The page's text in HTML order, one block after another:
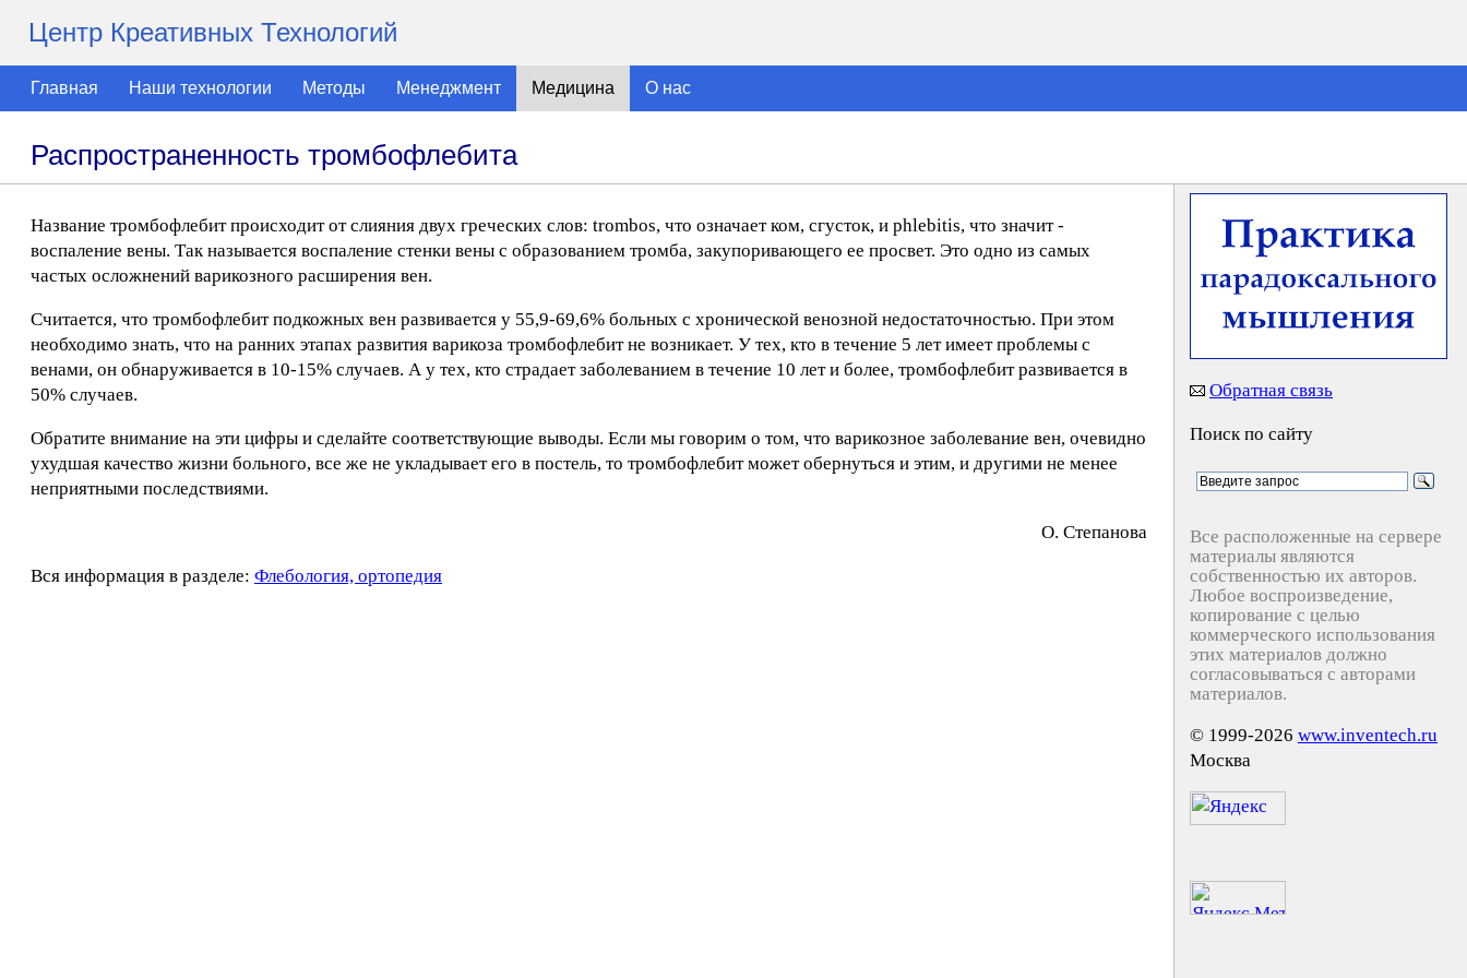
Центр Креативных Технологий
Главная Наши технологии Методы Менеджмент Медицина О нас
Распространенность тромбофлебита
Название тромбофлебит происходит от слияния двух греческих слов: trombos, что означает ком, сгусток, и phlebitis, что значит -
воспаление вены. Так называется воспаление стенки вены с образованием тромба, закупоривающего ее просвет. Это одно из самых
частых осложнений варикозного расширения вен.
Считается, что тромбофлебит подкожных вен развивается у 55,9-69,6% больных с хронической венозной недостаточностью. При этом
необходимо знать, что на ранних этапах развития варикоза тромбофлебит не возникает. У тех, кто в течение 5 лет имеет проблемы с
венами, он обнаруживается в 10-15% случаев. А у тех, кто страдает заболеванием в течение 10 лет и более, тромбофлебит развивается в
50% случаев.
Обратите внимание на эти цифры и сделайте соответствующие выводы. Если мы говорим о том, что варикозное заболевание вен, очевидно
ухудшая качество жизни больного, все же не укладывает его в постель, то тромбофлебит может обернуться и этим, и другими не менее
неприятными последствиями.
O. Cтeпaнoвa
Вся информация в разделе: Флебология, ортопедия
Обратная связь
Поиск по сайту
Все расположенные на сервере
материалы являются
собственностью их авторов.
Любое воспроизведение,
копирование с целью
коммерческого использования
этих материалов должно
согласовываться с авторами
материалов.
© 1999-2026 www.inventech.ru
Москва